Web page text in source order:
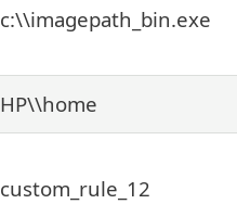
c:\\imagepath_bin.exe
HP\\home
custom_rule_12